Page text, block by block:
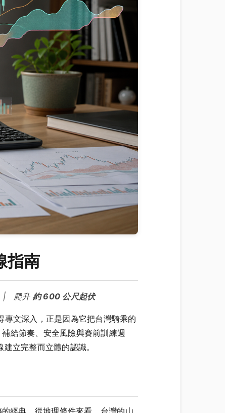
指南
爬升 約 600 公尺起伏
專文深入，正是因為它把台灣騎乘的
給節奏、安全風險與賽前訓練週
立完整而立體的認識。
經典。從地理條件來看，台灣的山